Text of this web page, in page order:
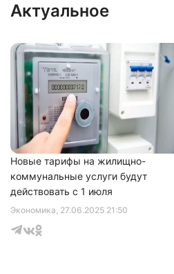
Актуальное
Экономика, 27.06.2025 21:50
Новые тарифы на жилищно-
коммунальные услуги будут
действовать с 1 июля